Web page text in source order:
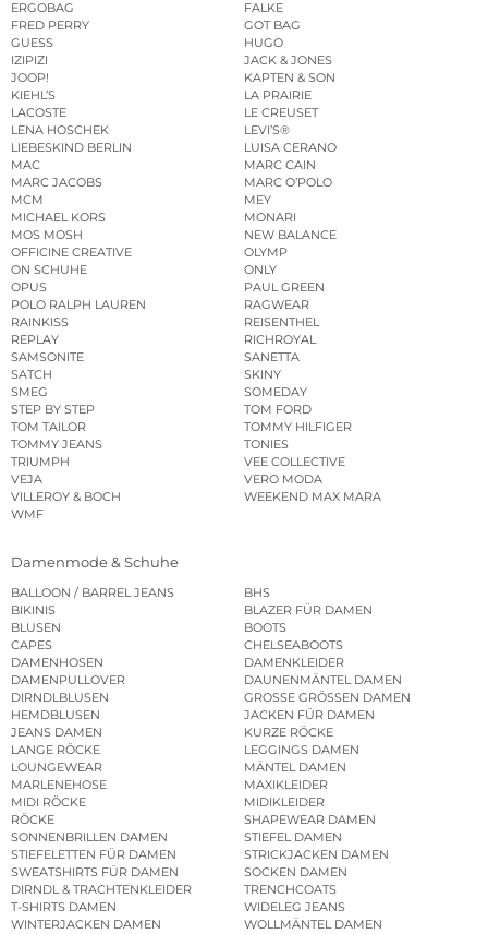
ERGOBAG
FALKE
FRED PERRY
GOT BAG
GUESS
HUGO
IZIPIZI
JACK & JONES
JOOP!
KAPTEN & SON
KIEHL’S
LA PRAIRIE
LACOSTE
LE CREUSET
LENA HOSCHEK
LEVI’S®
LIEBESKIND BERLIN
LUISA CERANO
MAC
MARC CAIN
MARC JACOBS
MARC O’POLO
MCM
MEY
MICHAEL KORS
MONARI
MOS MOSH
NEW BALANCE
OFFICINE CREATIVE
OLYMP
ON SCHUHE
ONLY
OPUS
PAUL GREEN
POLO RALPH LAUREN
RAGWEAR
RAINKISS
REISENTHEL
REPLAY
RICHROYAL
SAMSONITE
SANETTA
SATCH
SKINY
SMEG
SOMEDAY
STEP BY STEP
TOM FORD
TOM TAILOR
TOMMY HILFIGER
TOMMY JEANS
TONIES
TRIUMPH
VEE COLLECTIVE
VEJA
VERO MODA
VILLEROY & BOCH
WEEKEND MAX MARA
WMF
Damenmode & Schuhe
BALLOON / BARREL JEANS
BHS
BIKINIS
BLAZER FÜR DAMEN
BLUSEN
BOOTS
CAPES
CHELSEABOOTS
DAMENHOSEN
DAMENKLEIDER
DAMENPULLOVER
DAUNENMÄNTEL DAMEN
DIRNDLBLUSEN
GROSSE GRÖSSEN DAMEN
HEMDBLUSEN
JACKEN FÜR DAMEN
JEANS DAMEN
KURZE RÖCKE
LANGE RÖCKE
LEGGINGS DAMEN
LOUNGEWEAR
MÄNTEL DAMEN
MARLENEHOSE
MAXIKLEIDER
MIDI RÖCKE
MIDIKLEIDER
RÖCKE
SHAPEWEAR DAMEN
SONNENBRILLEN DAMEN
STIEFEL DAMEN
STIEFELETTEN FÜR DAMEN
STRICKJACKEN DAMEN
SWEATSHIRTS FÜR DAMEN
SOCKEN DAMEN
DIRNDL & TRACHTENKLEIDER
TRENCHCOATS
T-SHIRTS DAMEN
WIDELEG JEANS
WINTERJACKEN DAMEN
WOLLMÄNTEL DAMEN